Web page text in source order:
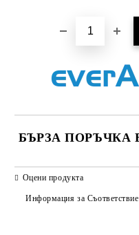
БЪРЗА ПОРЪЧКА
Оцени продукта
Информация за Съответствие